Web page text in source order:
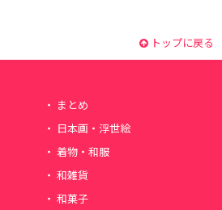
トップに戻る
まとめ
日本画・浮世絵
着物・和服
和雑貨
和菓子